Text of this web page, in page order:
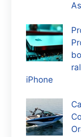
iPhone